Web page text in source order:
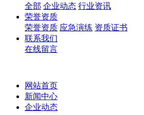
全部 企业动态 行业资讯
荣誉资质
荣誉资质 应急演练 资质证书
联系我们
在线留言
网站首页
新闻中心
企业动态